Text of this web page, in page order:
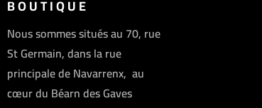
BOUTIQUE
Nous sommes situés au 70, rue
St Germain, dans la rue
principale de Navarrenx, au
cœur du Béarn des Gaves